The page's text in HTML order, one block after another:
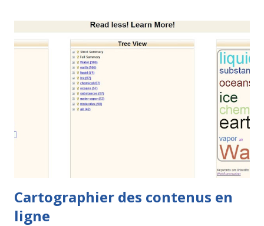
Cartographier des contenus en
ligne